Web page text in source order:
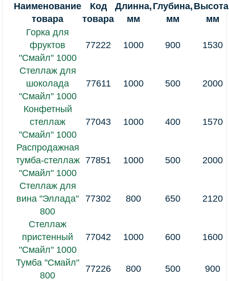
Наименование
товара
Код
товара
Длинна,
мм
Глубина,
мм
мм
Горка для
фруктов
"Смайл" 1000
77222 1000 900 1530
Стеллаж для
шоколада
"Смайл" 1000
77611 1000 500 2000
Конфетный
стеллаж
"Смайл" 1000
77043 1000 400 1570
Распродажная
тумба-стеллаж
"Смайл" 1000
77851 1000 500 2000
Стеллаж для
вина "Эллада"
800
77302 800 650 2120
Стеллаж
пристенный
"Смайл" 1000
77042 1000 600 1600
Тумба "Смайл"
800
77226 800 500
900